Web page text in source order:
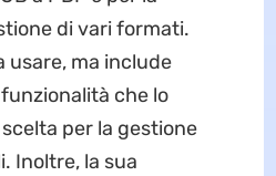
di vari formati.
usare, ma include
che lo
per la gestione
Inoltre, la sua